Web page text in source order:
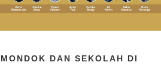
MONDOK DAN SEKOLAH DI